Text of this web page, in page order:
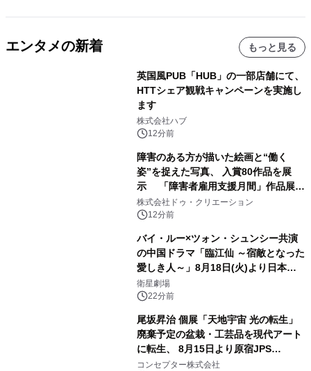
エンタメの新着 もっと見る
英国風PUB「HUB」の一部店舗にて、
HTTシェア観戦キャンペーンを実施し
ます
株式会社ハブ
12分前
障害のある方が描いた絵画と“働く
姿”を捉えた写真、 入賞80作品を展
示 「障害者雇用支援月間」作品展示
会を 東京・愛知で開催
株式会社ドゥ・クリエーション
12分前
バイ・ルー×ツォン・シュンシー共演
の中国ドラマ「臨江仙 ～宿敵となった
愛しき人～」8月18日(火)より日本初
放送！YouTubeにて8月11日(火)より
第1話期間限定公開！CS衛星劇場
衛星劇場
22分前
尾坂昇治 個展「天地宇宙 光の転生」
廃棄予定の盆栽・工芸品を現代アート
に転生、 8月15日より原宿JPS
Galleryにて約30点を展示
コンセプター株式会社